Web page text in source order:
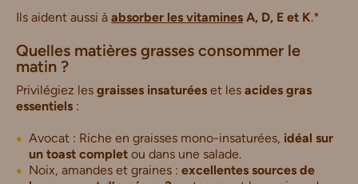
Ils aident aussi à absorber les vitamines A, D, E et K.*
Quelles matières grasses consommer le
matin ?
Privilégiez les graisses insaturées et les acides gras
essentiels :
Avocat : Riche en graisses mono-insaturées, idéal sur
un toast complet ou dans une salade.
Noix, amandes et graines : excellentes sources de